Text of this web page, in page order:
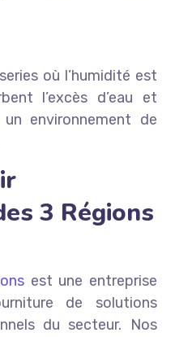
où l’humidité est
l’excès d’eau et
environnement de
3 Régions
est une entreprise
de solutions
du secteur. Nos